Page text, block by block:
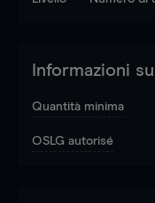
Informazioni
Quantità minima
OSLG autorisé